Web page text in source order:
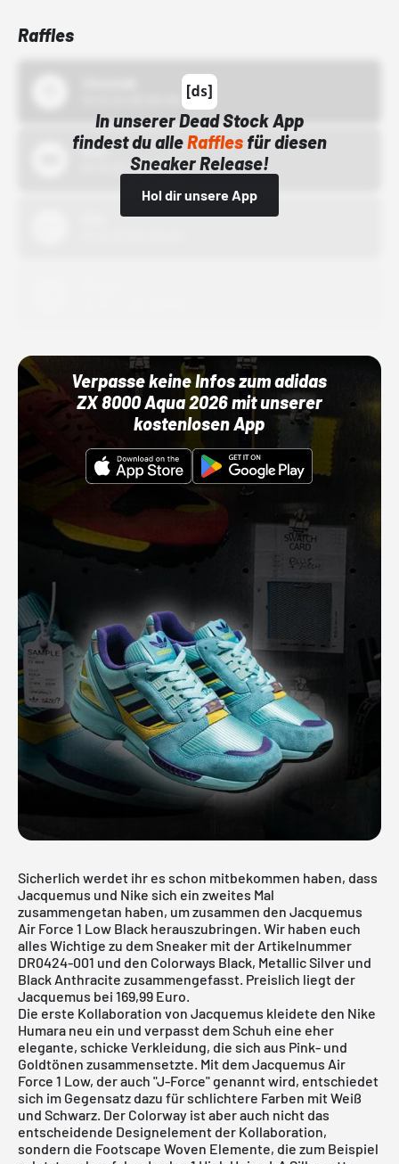
Raffles
In unserer Dead Stock App
findest du alleRafflesfür diesen
Sneaker Release!
Hol dir unsere App
Bstn
01.10.22 00:00 Uhr
Verpasse keine Infos zum adidas
ZX 8000 Aqua 2026 mit unserer
kostenlosen App
Sicherlich werdet ihr es schon mitbekommen haben, dass
Jacquemus und Nike sich ein zweites Mal
zusammengetan haben, um zusammen den Jacquemus
Air Force 1 Low Black herauszubringen. Wir haben euch
alles Wichtige zu dem Sneaker mit der Artikelnummer
DR0424-001 und den Colorways Black, Metallic Silver und
Black Anthracite zusammengefasst. Preislich liegt der
Jacquemus bei 169,99 Euro.
Die erste Kollaboration von Jacquemus kleidete den Nike
Humara neu ein und verpasst dem Schuh eine eher
elegante, schicke Verkleidung, die sich aus Pink- und
Goldtönen zusammensetzte. Mit dem Jacquemus Air
Force 1 Low, der auch "J-Force" genannt wird, entschiedet
sich im Gegensatz dazu für schlichtere Farben mit Weiß
und Schwarz. Der Colorway ist aber auch nicht das
entscheidende Designelement der Kollaboration,
sondern die Footscape Woven Elemente, die zum Beispiel